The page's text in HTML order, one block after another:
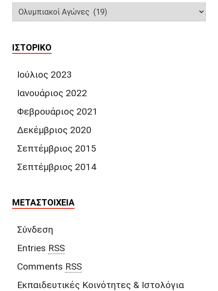
ΙΣΤΟΡΙΚΌ
Ιούλιος 2023
Ιανουάριος 2022
Φεβρουάριος 2021
Δεκέμβριος 2020
Σεπτέμβριος 2015
Σεπτέμβριος 2014
ΜΕΤΑΣΤΟΙΧΕΊΑ
Σύνδεση
Entries RSS
Comments RSS
Εκπαιδευτικές Κοινότητες & Ιστολόγια